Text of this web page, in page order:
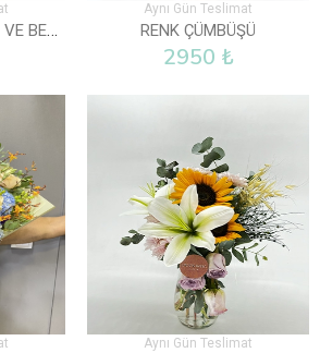
VAZODA PEMPE GÜL VE BEYAZ GÜLLER
Aynı Gün Teslimat
RENK ÇÜMBÜŞÜ
2950 ₺
Aynı Gün Teslimat